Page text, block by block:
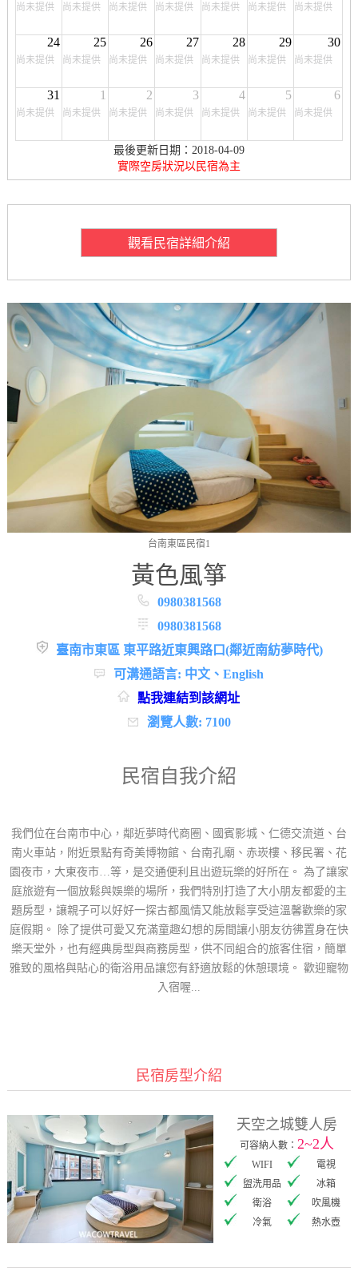
尚未提供 尚未提供 尚未提供 尚未提供 尚未提供 尚未提供 尚未提供
24
尚未提供
25
尚未提供
26
尚未提供
27
尚未提供
28
尚未提供
29
尚未提供
30
尚未提供
31
尚未提供
1
尚未提供
2
尚未提供
3
尚未提供
4
尚未提供
5
尚未提供
6
尚未提供
最後更新日期：2018-04-09
實際空房狀況以民宿為主
觀看民宿詳細介紹
台南東區民宿1
黃色風箏
0980381568
0980381568
臺南市東區 東平路近東興路口(鄰近南紡夢時代)
可溝通語言: 中文、English
點我連結到該網址
瀏覽人數: 7100
民宿自我介紹
我們位在台南市中心，鄰近夢時代商圈、國賓影城、仁德交流道、台
南火車站，附近景點有奇美博物館、台南孔廟、赤崁樓、移民署、花
園夜市，大東夜市…等，是交通便利且出遊玩樂的好所在。 為了讓家
庭旅遊有一個放鬆與娛樂的場所，我們特別打造了大小朋友都愛的主
題房型，讓親子可以好好一探古都風情又能放鬆享受這溫馨歡樂的家
庭假期。 除了提供可愛又充滿童趣幻想的房間讓小朋友彷彿置身在快
樂天堂外，也有經典房型與商務房型，供不同組合的旅客住宿，簡單
雅致的風格與貼心的衛浴用品讓您有舒適放鬆的休憩環境。 歡迎寵物
入宿喔...
民宿房型介紹
天空之城雙人房
可容納人數： 2~2人
WIFI
電視
盥洗用品
冰箱
衛浴
吹風機
冷氣
熱水壺